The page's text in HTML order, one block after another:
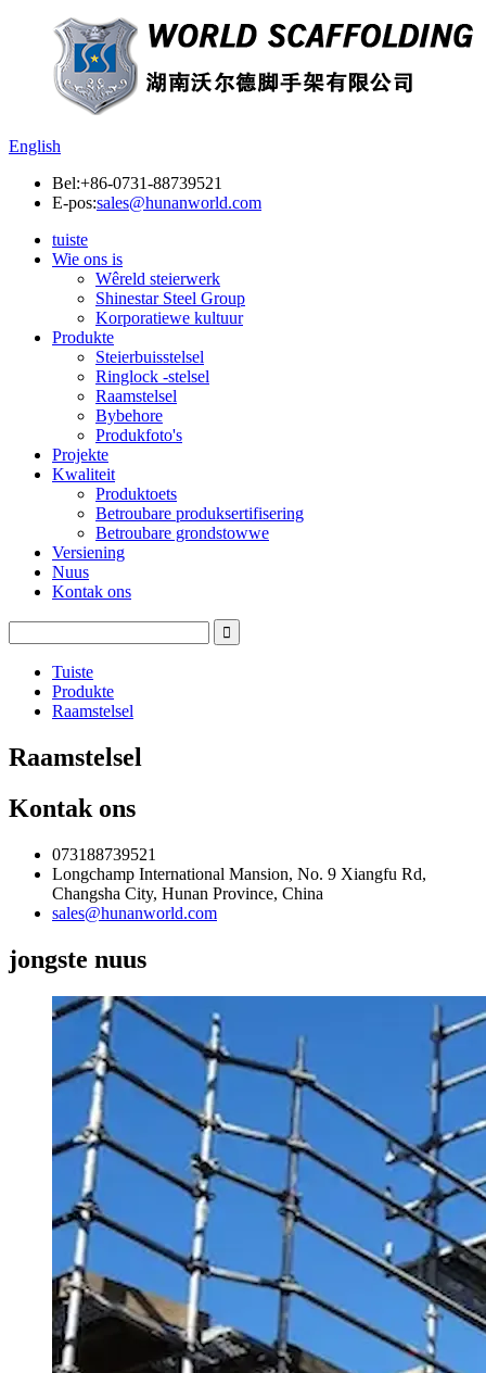
English
Bel:+86-0731-88739521
E-pos:sales@hunanworld.com
tuiste
Wie ons is
Wêreld steierwerk
Shinestar Steel Group
Korporatiewe kultuur
Produkte
Steierbuisstelsel
Ringlock -stelsel
Raamstelsel
Bybehore
Produkfoto's
Projekte
Kwaliteit
Produktoets
Betroubare produksertifisering
Betroubare grondstowwe
Versiening
Nuus
Kontak ons
Tuiste
Produkte
Raamstelsel
Raamstelsel
Kontak ons
073188739521
Longchamp International Mansion, No. 9 Xiangfu Rd,
Changsha City, Hunan Province, China
sales@hunanworld.com
jongste nuus